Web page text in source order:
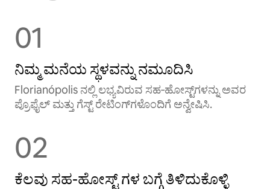
01
ನಿಮ್ಮ ಮನೆಯ ಸ್ಥಳವನ್ನು ನಮೂದಿಸಿ
Florianópolis ನಲ್ಲಿ ಲಭ್ಯವಿರುವ ಸಹ‑ಹೋಸ್ಟ್‌ಗಳನ್ನು ಅವರ
ಪ್ರೊಫೈಲ್ ಮತ್ತು ಗೆಸ್ಟ್ ರೇಟಿಂಗ್‌ಗಳೊಂದಿಗೆ ಅನ್ವೇಷಿಸಿ.
02
ಕೆಲವು ಸಹ-ಹೋಸ್ಟ್ ‌ಗಳ ಬಗ್ಗೆ ತಿಳಿದುಕೊಳ್ಳಿ